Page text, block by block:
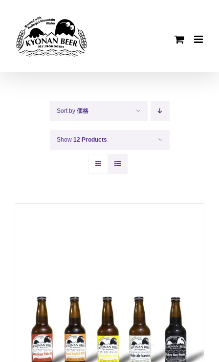
content
Sort by 価格
Show 12 Products
お買い物カゴに追加
詳細